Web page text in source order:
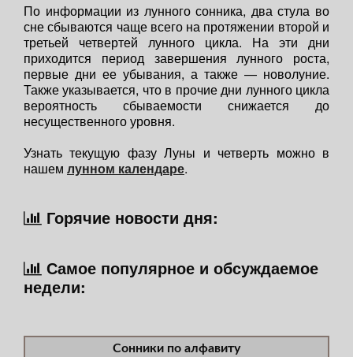
По информации из лунного сонника, два стула во
сне сбываются чаще всего на протяжении второй и
третьей четвертей лунного цикла. На эти дни
приходится период завершения лунного роста,
первые дни ее убывания, а также — новолуние.
Также указывается, что в прочие дни лунного цикла
вероятность сбываемости снижается до
несущественного уровня.
Узнать текущую фазу Луны и четверть можно в
нашем лунном календаре.
Горячие новости дня:
Самое популярное и обсуждаемое
недели:
Сонники по алфавиту